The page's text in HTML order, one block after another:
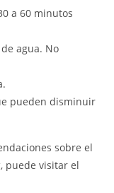
a 60 minutos
agua. No
pueden disminuir
sobre el
puede visitar el